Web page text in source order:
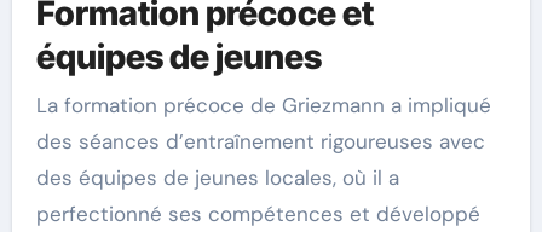
Formation précoce et
équipes de jeunes
La formation précoce de Griezmann a impliqué
des séances d’entraînement rigoureuses avec
des équipes de jeunes locales, où il a
perfectionné ses compétences et développé